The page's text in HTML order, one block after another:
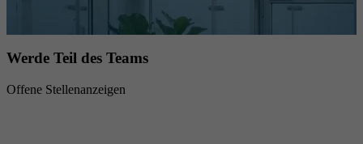
Werde Teil des Teams
Offene Stellenanzeigen